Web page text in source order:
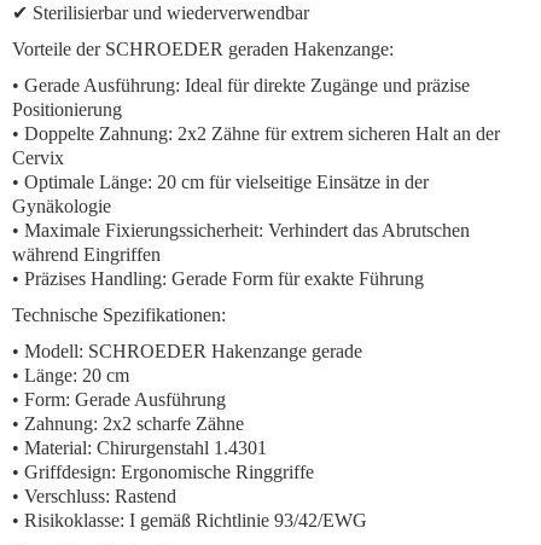
✔ Sterilisierbar und wiederverwendbar
Vorteile der SCHROEDER geraden Hakenzange:
• Gerade Ausführung: Ideal für direkte Zugänge und präzise
Positionierung
• Doppelte Zahnung: 2x2 Zähne für extrem sicheren Halt an der
Cervix
• Optimale Länge: 20 cm für vielseitige Einsätze in der
Gynäkologie
• Maximale Fixierungssicherheit: Verhindert das Abrutschen
während Eingriffen
• Präzises Handling: Gerade Form für exakte Führung
Technische Spezifikationen:
• Modell: SCHROEDER Hakenzange gerade
• Länge: 20 cm
• Form: Gerade Ausführung
• Zahnung: 2x2 scharfe Zähne
• Material: Chirurgenstahl 1.4301
• Griffdesign: Ergonomische Ringgriffe
• Verschluss: Rastend
• Risikoklasse: I gemäß Richtlinie 93/42/EWG